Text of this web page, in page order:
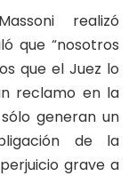
realizó
que “nosotros
que el Juez lo
reclamo en la
generan un
de la
grave a